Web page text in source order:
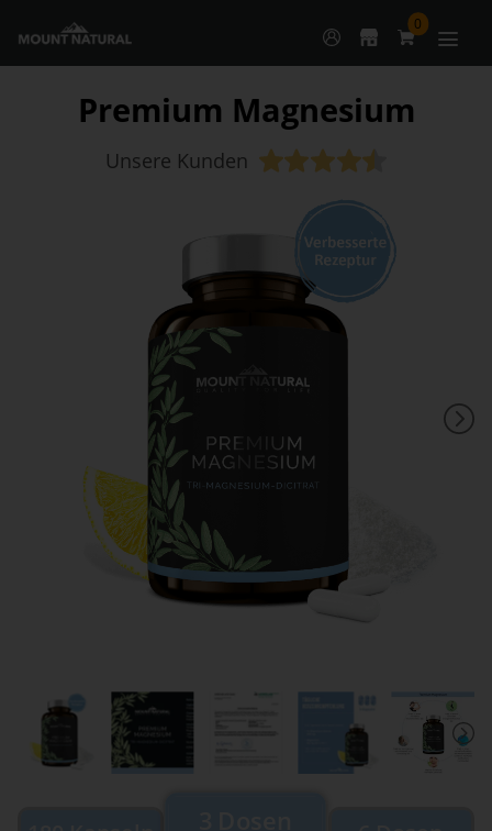
0
Premium Magnesium
Unsere Kunden